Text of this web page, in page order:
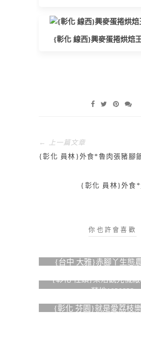
{彰化 線西}興麥蛋捲烘焙
← 上一篇文章
{彰化 員林}外食*魯肉張豬腳
{彰化 員林}外食*
你也許會喜歡
{台中 大雅}赤腳丫生態
{彰化 社頭}樂活觀光襪
營地1030823
{彰化 芬園}就是愛荔枝